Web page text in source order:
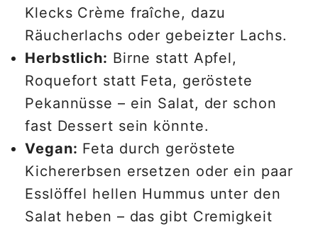
Klecks Crème fraîche, dazu
Räucherlachs oder gebeizter Lachs.
Herbstlich: Birne statt Apfel,
Roquefort statt Feta, geröstete
Pekannüsse – ein Salat, der schon
fast Dessert sein könnte.
Vegan: Feta durch geröstete
Kichererbsen ersetzen oder ein paar
Esslöffel hellen Hummus unter den
Salat heben – das gibt Cremigkeit